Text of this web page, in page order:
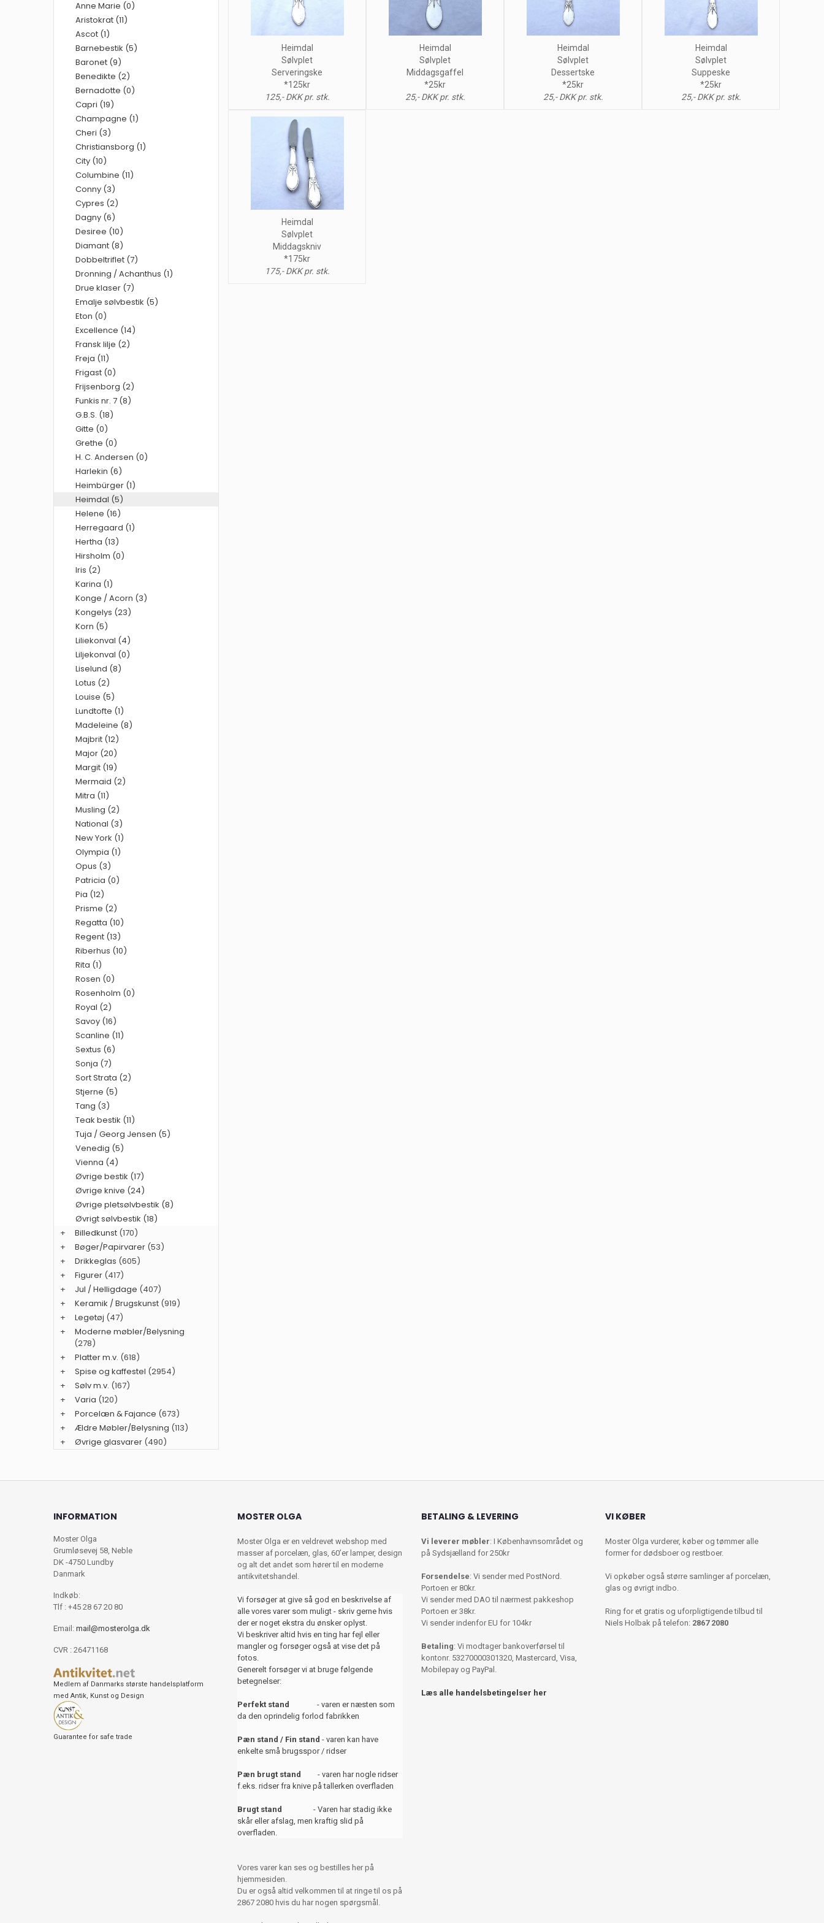
Heimdal
Sølvplet
Serveringske
*125kr
125,- DKK pr. stk.
Heimdal
Sølvplet
Middagsgaffel
*25kr
25,- DKK pr. stk.
Heimdal
Sølvplet
Dessertske
*25kr
25,- DKK pr. stk.
Heimdal
Sølvplet
Suppeske
*25kr
25,- DKK pr. stk.
Heimdal
Sølvplet
Middagskniv
*175kr
175,- DKK pr. stk.
Anne Marie (0)
Aristokrat (11)
Ascot (1)
Barnebestik (5)
Baronet (9)
Benedikte (2)
Bernadotte (0)
Capri (19)
Champagne (1)
Cheri (3)
Christiansborg (1)
City (10)
Columbine (11)
Conny (3)
Cypres (2)
Dagny (6)
Desiree (10)
Diamant (8)
Dobbeltriflet (7)
Dronning / Achanthus (1)
Drue klaser (7)
Emalje sølvbestik (5)
Eton (0)
Excellence (14)
Fransk lilje (2)
Freja (11)
Frigast (0)
Frijsenborg (2)
Funkis nr. 7 (8)
G.B.S. (18)
Gitte (0)
Grethe (0)
H. C. Andersen (0)
Harlekin (6)
Heimbürger (1)
Heimdal (5)
Helene (16)
Herregaard (1)
Hertha (13)
Hirsholm (0)
Iris (2)
Karina (1)
Konge / Acorn (3)
Kongelys (23)
Korn (5)
Liliekonval (4)
Liljekonval (0)
Liselund (8)
Lotus (2)
Louise (5)
Lundtofte (1)
Madeleine (8)
Majbrit (12)
Major (20)
Margit (19)
Mermaid (2)
Mitra (11)
Musling (2)
National (3)
New York (1)
Olympia (1)
Opus (3)
Patricia (0)
Pia (12)
Prisme (2)
Regatta (10)
Regent (13)
Riberhus (10)
Rita (1)
Rosen (0)
Rosenholm (0)
Royal (2)
Savoy (16)
Scanline (11)
Sextus (6)
Sonja (7)
Sort Strata (2)
Stjerne (5)
Tang (3)
Teak bestik (11)
Tuja / Georg Jensen (5)
Venedig (5)
Vienna (4)
Øvrige bestik (17)
Øvrige knive (24)
Øvrige pletsølvbestik (8)
Øvrigt sølvbestik (18)
+
Billedkunst (170)
+
Bøger/Papirvarer (53)
+
Drikkeglas (605)
+
Figurer (417)
+
Jul / Helligdage (407)
+
Keramik / Brugskunst (919)
+
Legetøj (47)
+
Moderne møbler/Belysning
(278)
+
Platter m.v. (618)
+
Spise og kaffestel (2954)
+
Sølv m.v. (167)
+
Varia (120)
+
Porcelæn & Fajance (673)
+
Ældre Møbler/Belysning (113)
+
Øvrige glasvarer (490)
INFORMATION
Moster Olga
Grumløsevej 58, Neble
DK -4750 Lundby
Danmark
Indkøb:
Tlf : +45 28 67 20 80
Email: mail@mosterolga.dk
CVR : 26471168
Medlem af Danmarks største handelsplatform
med Antik, Kunst og Design
Guarantee for safe trade
MOSTER OLGA
Moster Olga er en veldrevet webshop med
masser af porcelæn, glas, 60’er lamper, design
og alt det andet som hører til en moderne
antikvitetshandel.
Vi forsøger at give så god en beskrivelse af
alle vores varer som muligt - skriv gerne hvis
der er noget ekstra du ønsker oplyst.
Vi beskriver altid hvis en ting har fejl eller
mangler og forsøger også at vise det på
fotos.
Generelt forsøger vi at bruge følgende
betegnelser:
Perfekt stand
- varen er næsten som
da den oprindelig forlod fabrikken
Pæn stand / Fin stand - varen kan have
enkelte små brugsspor / ridser
Pæn brugt stand
- varen har nogle ridser
f.eks. ridser fra knive på tallerken overfladen
Brugt stand
- Varen har stadig ikke
skår eller afslag, men kraftig slid på
overfladen.
Vores varer kan ses og bestilles her på
hjemmesiden.
Du er også altid velkommen til at ringe til os på
2867 2080 hvis du har nogen spørgsmål.
BETALING & LEVERING
Vi leverer møbler: I Københavnsområdet og
på Sydsjælland for 250kr
Forsendelse: Vi sender med PostNord.
Portoen er 80kr.
Vi sender med DAO til nærmest pakkeshop
Portoen er 38kr.
Vi sender indenfor EU for 104kr
Betaling: Vi modtager bankoverførsel til
kontonr. 53270000301320, Mastercard, Visa,
Mobilepay og PayPal.
Læs alle handelsbetingelser her
VI KØBER
Moster Olga vurderer, køber og tømmer alle
former for dødsboer og restboer.
Vi opkøber også større samlinger af porcelæn,
glas og øvrigt indbo.
Ring for et gratis og uforpligtigende tilbud til
Niels Holbak på telefon: 2867 2080